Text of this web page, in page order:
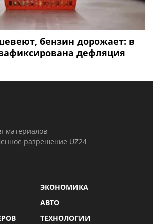
бензин дорожает: в
дефляция
материалов
разрешение UZ24
ЭКОНОМИКА
АВТО
ТЕХНОЛОГИИ